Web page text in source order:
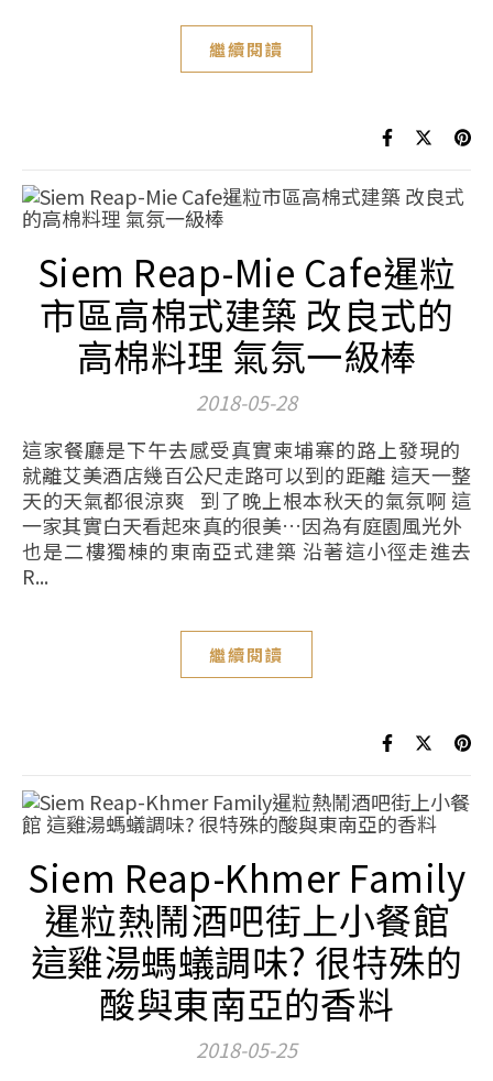
繼續閱讀
Siem Reap-Mie Cafe暹粒
市區高棉式建築 改良式的
高棉料理 氣氛一級棒
2018-05-28
這家餐廳是下午去感受真實柬埔寨的路上發現的
就離艾美酒店幾百公尺走路可以到的距離 這天一整
天的天氣都很涼爽 到了晚上根本秋天的氣氛啊 這
一家其實白天看起來真的很美…因為有庭園風光外
也是二樓獨棟的東南亞式建築 沿著這小徑走進去
R...
繼續閱讀
Siem Reap-Khmer Family
暹粒熱鬧酒吧街上小餐館
這雞湯螞蟻調味? 很特殊的
酸與東南亞的香料
2018-05-25